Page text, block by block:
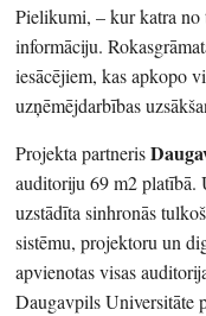
Pielikumi, – kur katra no
informāciju.
iesācējiem, kas apkopo
uzņēmējdarbības
Projekta partneris
auditoriju 69 m2 platībā.
uzstādīta sinhronās
sistēmu, projektoru un
apvienotas visas
Daugavpils Universitāte